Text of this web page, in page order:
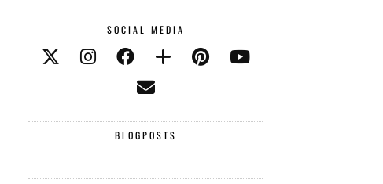
SOCIAL MEDIA
BLOGPOSTS